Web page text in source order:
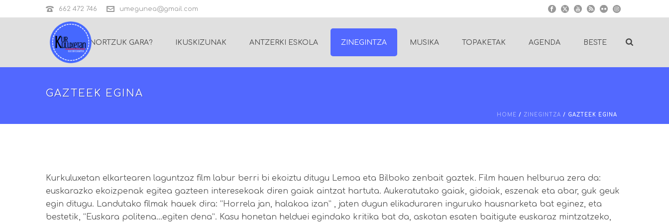
662 472 746 umegunea@gmail.com
NORTZUK GARA? IKUSKIZUNAK ANTZERKI ESKOLA ZINEGINTZA MUSIKA TOPAKETAK AGENDA BESTE
GAZTEEK EGINA
HOME / ZINEGINTZA / GAZTEEK EGINA
Kurkuluxetan elkartearen laguntzaz film labur berri bi ekoiztu ditugu Lemoa eta Bilboko zenbait gaztek. Film hauen helburua zera da:
euskarazko ekoizpenak egitea gazteen interesekoak diren gaiak aintzat hartuta. Aukeratutako gaiak, gidoiak, eszenak eta abar, guk geuk
egin ditugu. Landutako filmak hauek dira: “Horrela jan, halakoa izan” , jaten dugun elikaduraren inguruko hausnarketa bat eginez, eta
bestetik, “Euskara politena…egiten dena”. Kasu honetan helduei egindako kritika bat da, askotan esaten baitigute euskaraz mintzatzeko,